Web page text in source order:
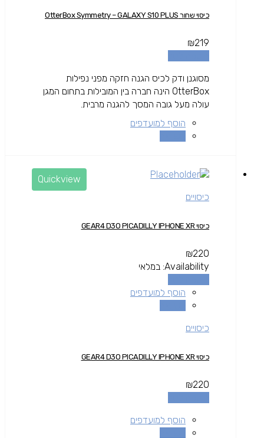
כיסוי שחור OtterBox Symmetry – GALAXY S10 PLUS
₪219
מסוגנן ודק לכיס הגנה חזקה מפני נפילות
OtterBox הינה חברה בין המובילות בתחום המגן
עולה מעל גובה המסך להגנה מרבית.
הוסף למועדפים
Quickview
כיסויים
כיסוי GEAR4 D3O PICADILLY IPHONE XR
₪220
Availability: במלאי
הוסף למועדפים
כיסויים
כיסוי GEAR4 D3O PICADILLY IPHONE XR
₪220
הוסף למועדפים